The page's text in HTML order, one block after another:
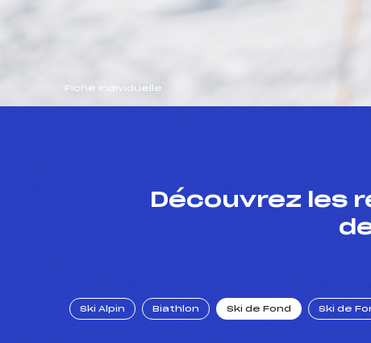
Fiche individuelle
Découvrez les
Ski Alpin Biathlon Ski de Fond Ski de